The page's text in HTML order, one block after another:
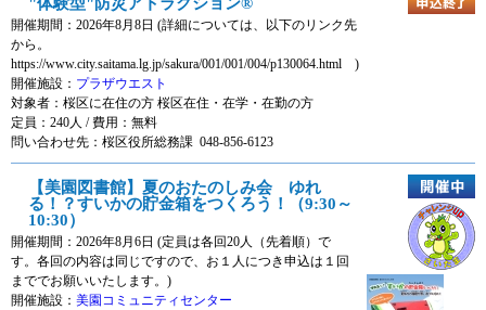
開催期間：2026年8月8日 (詳細については、以下のリンク先
から。
https://www.city.saitama.lg.jp/sakura/001/001/004/p130064.html )
開催施設： プラザウエスト
対象者： 桜区に在住の方 桜区在住・在学・在勤の方
定員：240人 / 費用： 無料
問い合わせ先：桜区役所総務課 048-856-6123
【美園図書館】夏のおたのしみ会 ゆれ
る！？すいかの貯金箱をつくろう！（9:30～
10:30）
開催期間：2026年8月6日 (定員は各回20人（先着順）で
す。各回の内容は同じですので、お１人につき申込は１回
まででお願いいたします。)
開催施設： 美園コミュニティセンター